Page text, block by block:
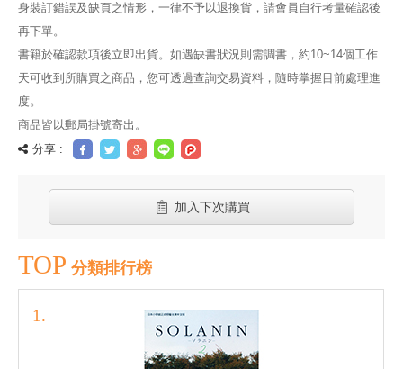
身裝訂錯誤及缺頁之情形，一律不予以退換貨，請會員自行考量確認後
再下單。
書籍於確認款項後立即出貨。如遇缺書狀況則需調書，約10~14個工作
天可收到所購買之商品，您可透過查詢交易資料，隨時掌握目前處理進
度。
商品皆以郵局掛號寄出。
分享 :
加入下次購買
TOP 分類排行榜